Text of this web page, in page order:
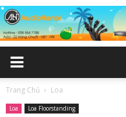
Trang Chủ Loa
Loa Loa Floorstanding